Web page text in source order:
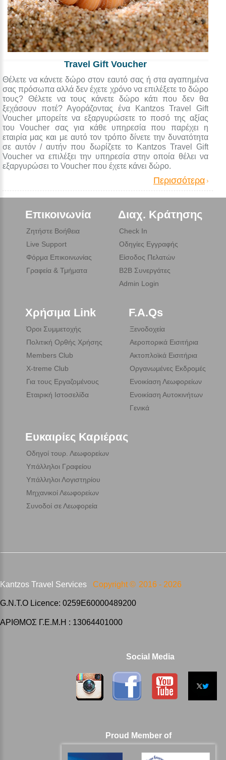
Travel Gift Voucher
Θέλετε να κάνετε δώρο στον εαυτό σας ή στα αγαπημένα
σας πρόσωπα αλλά δεν έχετε χρόνο να επιλέξετε το δώρο
τους? Θέλετε να τους κάνετε δώρο κάτι που δεν θα
ξεχάσουν ποτέ? Αγοράζοντας ένα Kantzos Travel Gift
Voucher μπορείτε να εξαργυρώσετε το ποσό της αξίας
του Voucher σας για κάθε υπηρεσία που παρέχει η
εταιρία μας και με αυτό τον τρόπο δίνετε την δυνατότητα
σε αυτόν / αυτήν που δωρίζετε το Kantzos Travel Gift
Voucher να επιλέξει την υπηρεσία στην οποία θέλει να
εξαργυρώσει το Voucher που έχετε κάνει δώρο.
Περισσότερα
Επικοινωνία
Ζητήστε Βοήθεια
Live Support
Φόρμα Επικοινωνίας
Γραφεία & Τμήματα
Διαχ. Κράτησης
Check In
Οδηγίες Εγγραφής
Είσοδος Πελατών
B2B Συνεργάτες
Admin Login
Χρήσιμα Link
Όροι Συμμετοχής
Πολιτική Ορθής Χρήσης
Members Club
X-treme Club
Για τους Εργαζομένους
Εταιρική Ιστοσελίδα
F.A.Qs
Ξενοδοχεία
Αεροπορικά Εισιτήρια
Ακτοπλοϊκά Εισιτήρια
Οργανωμένες Εκδρομές
Ενοικίαση Λεωφορείων
Ενοικίαση Αυτοκινήτων
Γενικά
Ευκαιρίες Καριέρας
Οδηγοί τουρ. Λεωφορείων
Υπάλληλοι Γραφείου
Υπάλληλοι Λογιστηρίου
Μηχανικοί Λεωφορείων
Συνοδοί σε Λεωφορεία
Kantzos Travel Services Copyright © 2016 - 2026
G.N.T.O Licence: 0259E60000489200
ΑΡΙΘΜΟΣ Γ.Ε.Μ.Η : 13064401000
Social Media
Proud Member of